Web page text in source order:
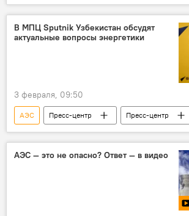
Sputnik
Узбекистан
энергетика
Россия
Абхазия
Ереван
Минск
Ташкент
В МПЦ Sputnik Узбекистан обсудят
актуальные вопросы энергетики
3 февраля, 09:50
АЭС Пресс-центр
Пресс-центр
Sputnik
Узбекистан
энергетика
Россия
Узбекистан
АЭС — это не опасно? Ответ — в видео